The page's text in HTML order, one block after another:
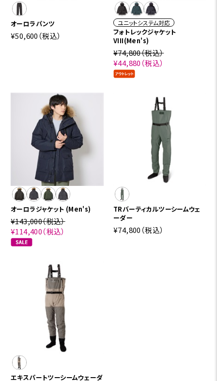
オーロラパンツ
¥50,600 （税込）
ユニットシステム対応
フォトレックジャケット
VIII(Men's)
¥74,800（税込）
¥44,880 （税込）
オーロラジャケット (Men's)
¥143,000（税込）
¥114,400（税込）
TRバーティカルツーシームウェ
ーダー
¥74,800 （税込）
エキスパートツーシームウェーダ